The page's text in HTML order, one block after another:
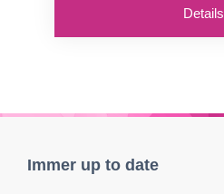
Details
Immer up to date